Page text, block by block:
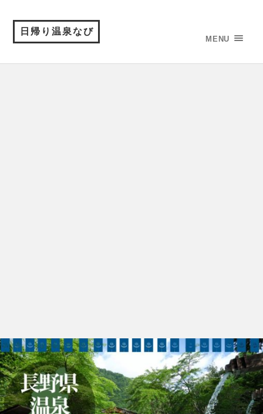
日帰り温泉なび
MENU